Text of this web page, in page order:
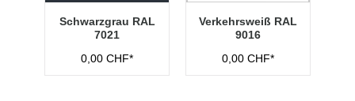
Schwarzgrau RAL
7021
0,00 CHF*
Verkehrsweiß RAL
9016
0,00 CHF*